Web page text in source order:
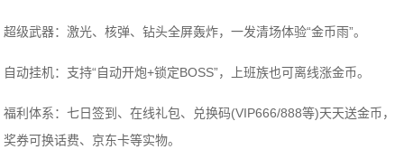
超级武器：激光、核弹、钻头全屏轰炸，一发清场体验“金币雨”。
自动挂机：支持“自动开炮+锁定BOSS”，上班族也可离线涨金币。
福利体系：七日签到、在线礼包、兑换码(VIP666/888等)天天送金币，
奖券可换话费、京东卡等实物。